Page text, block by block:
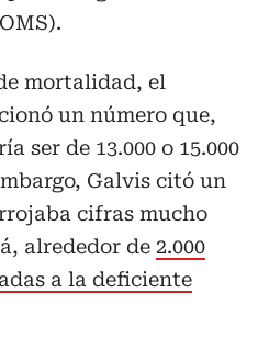
mortalidad, el
un número que,
ser de 13.000 o 15.000
Galvis citó un
cifras mucho
alrededor de 2.000
a la deficiente